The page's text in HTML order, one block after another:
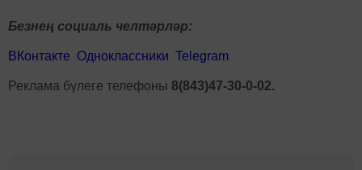
Безнең социаль челтәрләр:
ВКонтакте Одноклассники Telegram
Реклама бүлеге телефоны 8(843)47-30-0-02.